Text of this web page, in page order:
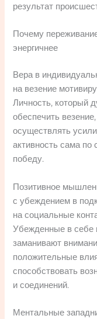
результат
Почему
энергичнее
Вера в
на везение
Личность, который
обеспечить
осуществлять
активность сама
победу.
Позитивное
с убеждением в
на социальные
Убежденные в себе
заманивают
положительные
способствовать
и соединений.
Ментальные